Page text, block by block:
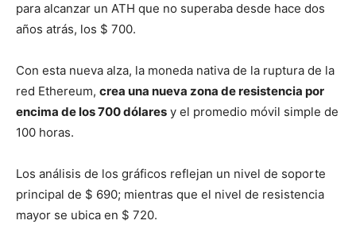
para alcanzar un ATH que no superaba desde hace dos
años atrás, los $ 700.
Con esta nueva alza, la moneda nativa de la ruptura de la
red Ethereum, crea una nueva zona de resistencia por
encima de los 700 dólares y el promedio móvil simple de
100 horas.
Los análisis de los gráficos reflejan un nivel de soporte
principal de $ 690; mientras que el nivel de resistencia
mayor se ubica en $ 720.